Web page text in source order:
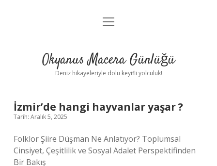
Anasayfa
Yasal Uyarı
menüyü
Okyanus Macera Günlüğü
Deniz hikayeleriyle dolu keyifli yolculuk!
İzmir’de hangi hayvanlar yaşar ?
Tarih: Aralık 5, 2025
Folklor Şiire Düşman Ne Anlatıyor? Toplumsal
Cinsiyet, Çeşitlilik ve Sosyal Adalet Perspektifinden
Bir Bakış